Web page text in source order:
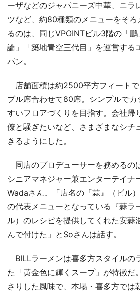
ーザなどのジャパニーズ中華、ニラ
ツなど、約80種類のメニューをそろ
るのは、同じVPOINTビル3階の「
論」「築地青空三代目」を運営する
パン。
店舗面積は約2500平方フィート
ブル席合わせて80席。シンプルで
すいフロアづくりを目指す。会社帰
僚と騒ぎたいなど、さまざまなシチ
きるようにした。
同店のプロデューサーを務めるの
シニアマネジャー兼エンターテイナ
Wadaさん。「店名の『蒜』（ビル
の代表メニューとなっている『蒜ラ
ル）のレシピを提供してくれた安蒜
んで付けた」とSoさんは話す。
BILLラーメンは喜多方スタイルの
た「黄金色に輝くスープ」が特徴だ
さりした風味で、本場・喜多方では